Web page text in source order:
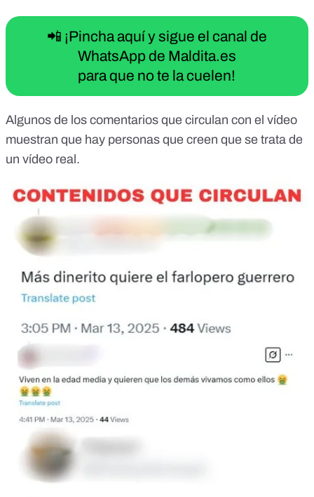
📲 ¡Pincha aquí y sigue el canal de
WhatsApp de Maldita.es
para que no te la cuelen!
Algunos de los comentarios que circulan con el vídeo
muestran que hay personas que creen que se trata de
un vídeo real.